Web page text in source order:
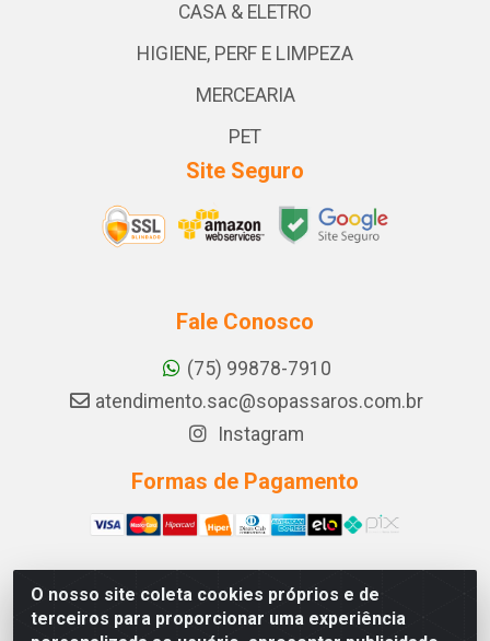
O nosso site coleta cookies próprios e de
terceiros para proporcionar uma experiência
CASA & ELETRO
HIGIENE, PERF E LIMPEZA
MERCEARIA
PET
Site Seguro
Fale Conosco
(75) 99878-7910
atendimento.sac@sopassaros.com.br
Instagram
Formas de Pagamento
A PINA DOS SANTOS DELEZZOTTE LTDA - RODOVIA BA
233, 27 - ZONA RURAL, ITABERABA/BA - CEP 46.880-